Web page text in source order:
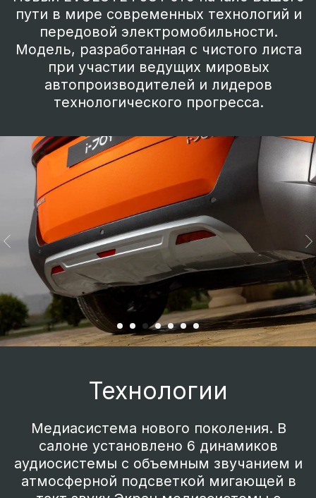
Больше пространства,
чем может казаться
Панорамная крыша
Большая панорамная стеклянная крыша,
фактически во всю длину пассажирского
салона.
Обеспечивает ощущение открытого и
светлого пространства